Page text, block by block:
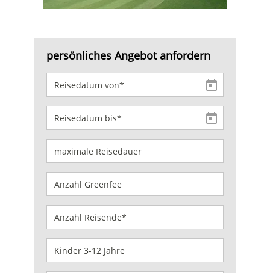
persönliches Angebot anfordern